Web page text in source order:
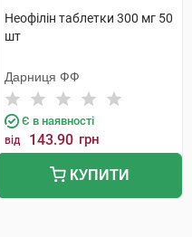
Неофілін таблетки 300 мг 50
шт
Дарниця ФФ
Є в наявності
від 143.90 грн
КУПИТИ